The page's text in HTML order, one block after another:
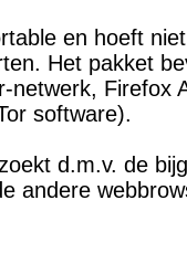
en hoeft
Het pakket
netwerk, Firefox
software).
d.m.v. de
andere